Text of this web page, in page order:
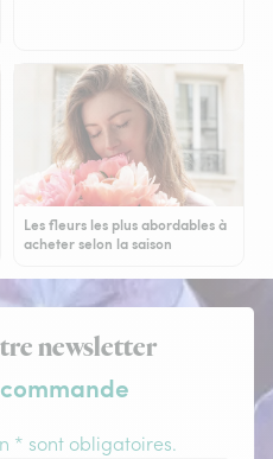
Les fleurs les plus abordables à
acheter selon la saison
newsletter
* sont obligatoires.